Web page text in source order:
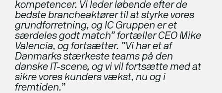
CRO og UX
Integrationer
Marketing
Strategi og rådgivning
kompetencer. Vi leder løbende efter de
bedste brancheaktører til at styrke vores
grundforretning, og IC Gruppen er et
særdeles godt match” fortæller CEO Mike
Valencia, og fortsætter. ”Vi har et af
Danmarks stærkeste teams på den
danske IT-scene, og vi vil fortsætte med at
sikre vores kunders vækst, nu og i
fremtiden.”